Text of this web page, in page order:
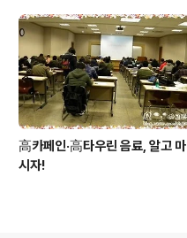
高카페인·高타우린 음료, 알고 마
시자!